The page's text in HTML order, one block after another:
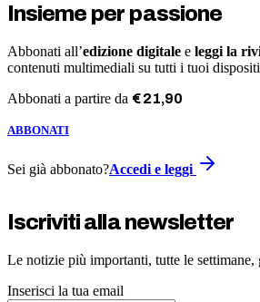
Insieme per passione
Abbonati all’edizione digitale e leggi la
contenuti multimediali su tutti i tuoi
Abbonati a partire da €21,90
ABBONATI
Sei già abbonato?Accedi e leggi
Iscriviti alla newsletter
Le notizie più importanti, tutte le settimane,
Inserisci la tua email